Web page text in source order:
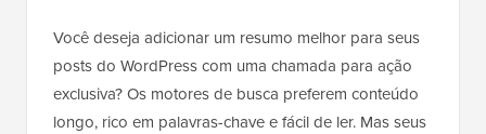
Você deseja adicionar um resumo melhor para seus
posts do WordPress com uma chamada para ação
exclusiva? Os motores de busca preferem conteúdo
longo, rico em palavras-chave e fácil de ler. Mas seus